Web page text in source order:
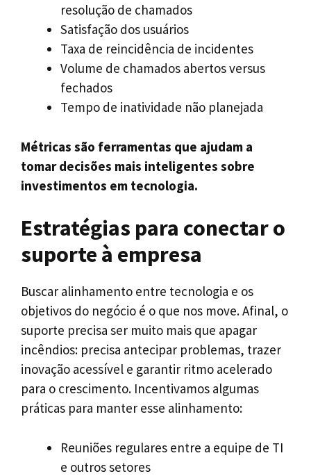
resolução de chamados
Satisfação dos usuários
Taxa de reincidência de incidentes
Volume de chamados abertos versus
fechados
Tempo de inatividade não planejada
Métricas são ferramentas que ajudam a
tomar decisões mais inteligentes sobre
investimentos em tecnologia.
Estratégias para conectar o
suporte à empresa
Buscar alinhamento entre tecnologia e os
objetivos do negócio é o que nos move. Afinal, o
suporte precisa ser muito mais que apagar
incêndios: precisa antecipar problemas, trazer
inovação acessível e garantir ritmo acelerado
para o crescimento. Incentivamos algumas
práticas para manter esse alinhamento:
Reuniões regulares entre a equipe de TI
e outros setores